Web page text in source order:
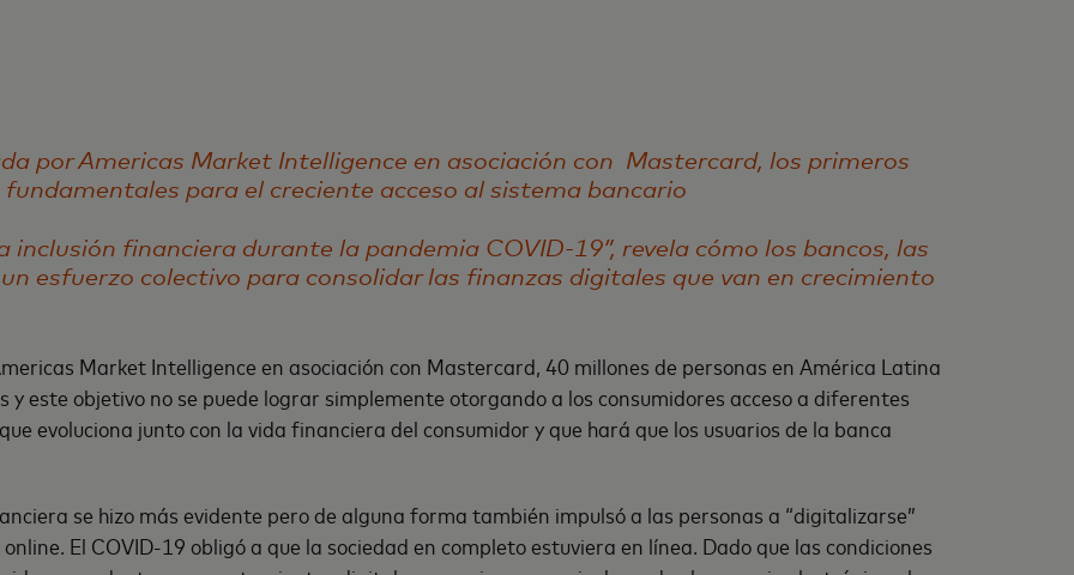
por Americas Market Intelligence en asociación con Mastercard, los primeros
para el creciente acceso al sistema bancario
inclusión financiera durante la pandemia COVID-19”, revela cómo los bancos, las
esfuerzo colectivo para consolidar las finanzas digitales que van en crecimiento
Market Intelligence en asociación con Mastercard, 40 millones de personas en América Latina
y este objetivo no se puede lograr simplemente otorgando a los consumidores acceso a diferentes
evoluciona junto con la vida financiera del consumidor y que hará que los usuarios de la banca
se hizo más evidente pero de alguna forma también impulsó a las personas a “digitalizarse”
El COVID-19 obligó a que la sociedad en completo estuviera en línea. Dado que las condiciones